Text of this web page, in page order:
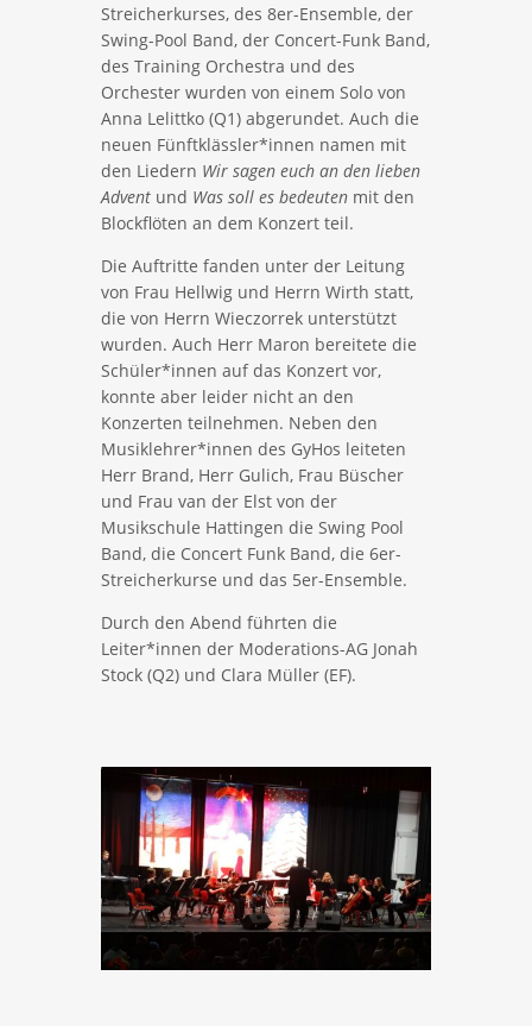
Streicherkurses, des 8er-Ensemble, der
Swing-Pool Band, der Concert-Funk Band,
des Training Orchestra und des
Orchester wurden von einem Solo von
Anna Lelittko (Q1) abgerundet. Auch die
neuen Fünftklässler*innen namen mit
den Liedern Wir sagen euch an den lieben
Adventund Was soll es bedeutenmit den
Blockflöten an dem Konzert teil.
Die Auftritte fanden unter der Leitung
von Frau Hellwig und Herrn Wirth statt,
die von Herrn Wieczorrek unterstützt
wurden. Auch Herr Maron bereitete die
Schüler*innen auf das Konzert vor,
konnte aber leider nicht an den
Konzerten teilnehmen. Neben den
Musiklehrer*innen des GyHos leiteten
Herr Brand, Herr Gulich, Frau Büscher
und Frau van der Elst von der
Musikschule Hattingen die Swing Pool
Band, die Concert Funk Band, die 6er-
Streicherkurse und das 5er-Ensemble.
Durch den Abend führten die
Leiter*innen der Moderations-AG Jonah
Stock (Q2) und Clara Müller (EF).